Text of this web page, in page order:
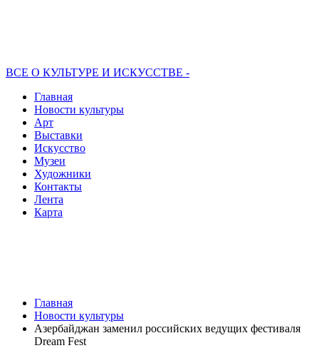
ВСЕ О КУЛЬТУРЕ И ИСКУССТВЕ -
Главная
Новости культуры
Арт
Выставки
Искусство
Музеи
Художники
Контакты
Лента
Карта
Главная
Новости культуры
Азербайджан заменил российских ведущих фестиваля
Dream Fest